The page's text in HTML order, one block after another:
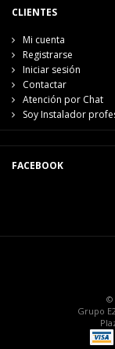
CLIENTES
Mi cuenta
Registrarse
Iniciar sesión
Contactar
Atención por Chat
Soy Instalador
FACEBOOK
©
Grupo